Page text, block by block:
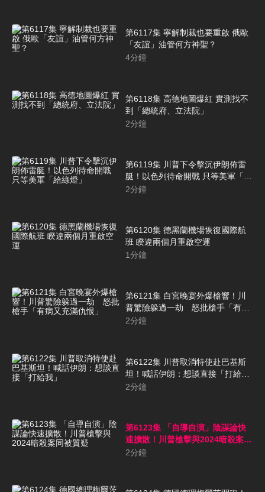
第6117集 寧解制裁也要重啟 俄歐
「友誼」油管何方神聖？
4分鐘
第6118集 高德地圖爆紅 實測找不
到「總統府、立法院」
2分鐘
第6119集 川普下令擊沉伊朗佈雷
艇！以色列待命開戰 只等美軍「給
綠燈」
2分鐘
第6120集 德黑蘭機場恢復國際航
班 睽違兩個月重啟空運
1分鐘
第6121集 白宮晚宴外爆槍響！川
普驚險躲過一劫 怒批槍手「有病
又充滿仇恨」
2分鐘
第6122集 川普取消特使赴巴基斯
坦！喊話伊朗：想談直接「打給
我」
2分鐘
第6123集 「自導自演」陰謀論快
速擴散！川普槍擊與2024暗殺案同
被質疑
2分鐘